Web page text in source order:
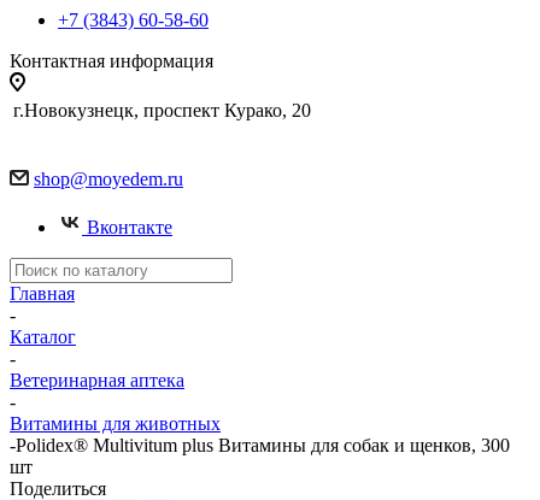
+7 (3843) 60-58-60
Контактная информация
г.Новокузнецк, проспект Курако, 20
shop@moyedem.ru
Вконтакте
Главная
-
Каталог
-
Ветеринарная аптека
-
Витамины для животных
-Polidex® Multivitum plus Витамины для собак и щенков, 300
шт
Поделиться